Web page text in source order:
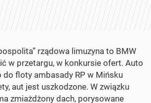
rządowa limuzyna to BMW
w przetargu, w konkursie ofert. Auto
do floty ambasady RP w Mińsku
aut jest uszkodzone. W związku
zmiażdżony dach, porysowane